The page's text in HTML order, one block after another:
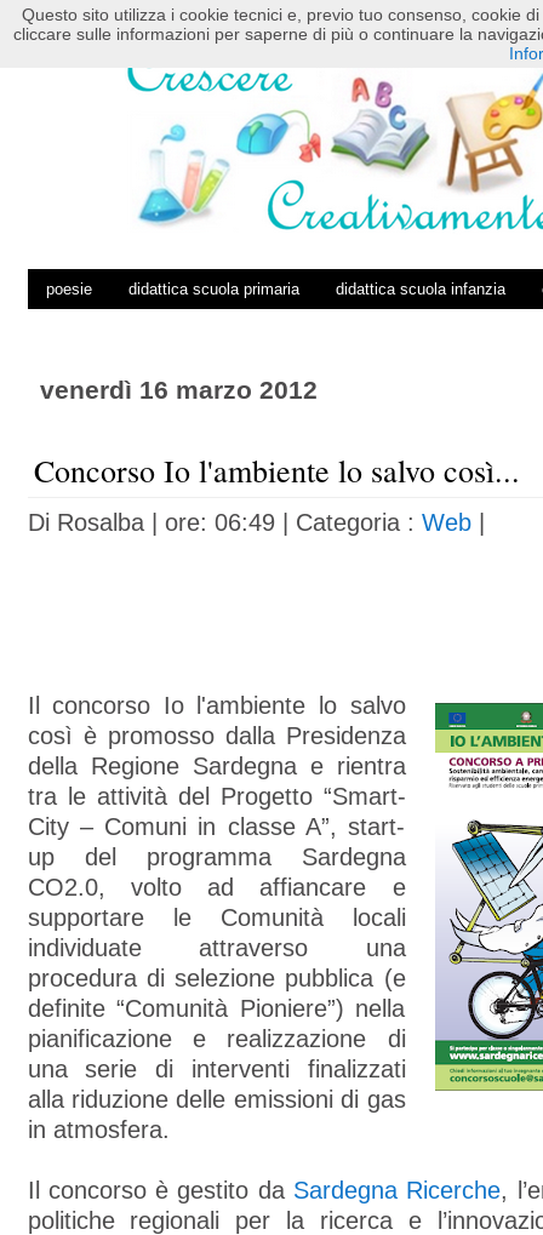
HOME POSTS RSS COMMENTS RSS
poesie didattica scuola primaria didattica scuola infanzia
venerdì 16 marzo 2012
Concorso Io l'ambiente lo salvo così...
Di Rosalba| ore: 06:49 | Categoria : Web
Il concorso Io l'ambiente lo salvo
così è promosso dalla Presidenza
della Regione Sardegna e rientra
tra le attività del Progetto “Smart-
City – Comuni in classe A”, start-
up del programma Sardegna
CO2.0, volto ad affiancare e
supportare le Comunità locali
individuate attraverso una
procedura di selezione pubblica (e
definite “Comunità Pioniere”) nella
pianificazione e realizzazione di
una serie di interventi finalizzati
alla riduzione delle emissioni di gas
in atmosfera.
Il concorso è gestito da Sardegna Ricerche,
politiche regionali per la ricerca e
Questo sito utilizza i cookie tecnici e, previo tuo consenso, cookie
cliccare sulle informazioni per saperne di più o continuare la